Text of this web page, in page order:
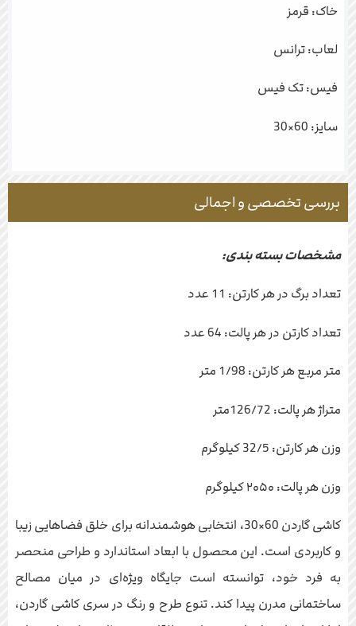
خاک: قرمز
لعاب: ترانس
فیس: تک فیس
سایز: 60×30
بررسی تخصصی و اجمالی
مشخصات بسته بندی:
تعداد برگ در هر کارتن: 11 عدد
تعداد کارتن در هر پالت: 64 عدد
متر مربع هر کارتن: 1/98 متر
متراژ هر پالت: 126/72متر
وزن هر کارتن: 32/5 کیلوگرم
وزن هر پالت: ۲۰۵۰ کیلوگرم
کاشی گاردن 60×30، انتخابی هوشمندانه برای خلق فضاهایی زیبا
و کاربردی است. این محصول با ابعاد استاندارد و طراحی منحصر
به فرد خود، توانسته است جایگاه ویژه‌ای در میان مصالح
ساختمانی مدرن پیدا کند. تنوع طرح و رنگ در سری کاشی گاردن،